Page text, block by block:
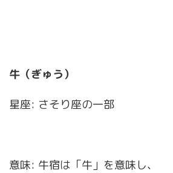
牛（ぎゅう）
星座: さそり座の一部
意味: 牛宿は「牛」を意味し、